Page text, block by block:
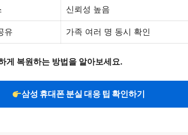
신뢰성 높음
유 가족 여러 명 동시 확인
게 복원하는 방법을 알아보세요.
삼성 휴대폰 분실 대응 팁 확인하기